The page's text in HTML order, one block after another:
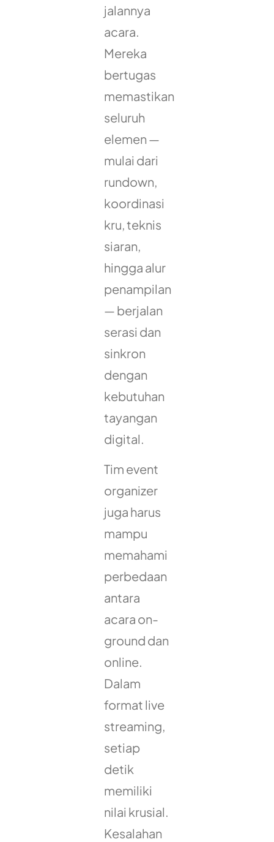
jalannya
acara.
Mereka
bertugas
memastikan
seluruh
elemen —
mulai dari
rundown,
koordinasi
kru, teknis
siaran,
hingga alur
penampilan
— berjalan
serasi dan
sinkron
dengan
kebutuhan
tayangan
digital.
Tim event
organizer
juga harus
mampu
memahami
perbedaan
antara
acara on-
ground dan
online.
Dalam
format live
streaming,
setiap
detik
memiliki
nilai krusial.
Kesalahan